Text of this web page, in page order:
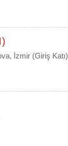
İzmir (Giriş Katı)